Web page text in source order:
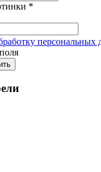
*
персональных